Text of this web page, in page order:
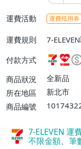
運費活動 運費抵用券
運費規則
7-
件或消費
貨不付款
款【單件
0免運費
付款方式
商品狀況
全新品
所在地區
新北市
商品編號
7-ELEVEN 運
不限金額、筆